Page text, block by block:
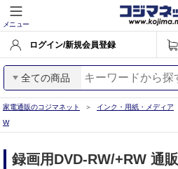
メニュー
ログイン/新規会員登録
全ての商品
家電通販のコジマネット インク・用紙・メディア
W
録画用DVD-RW/+RW 通販